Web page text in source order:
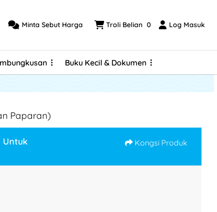
Minta Sebut Harga
Minta Sebut Harga Troli Belian
Troli Belian 0 Log Masuk
Log Masuk
Buku Kecil & Dokumen
Buku Kecil & Dokumen
Paparan)
Untuk
Kongsi Produk